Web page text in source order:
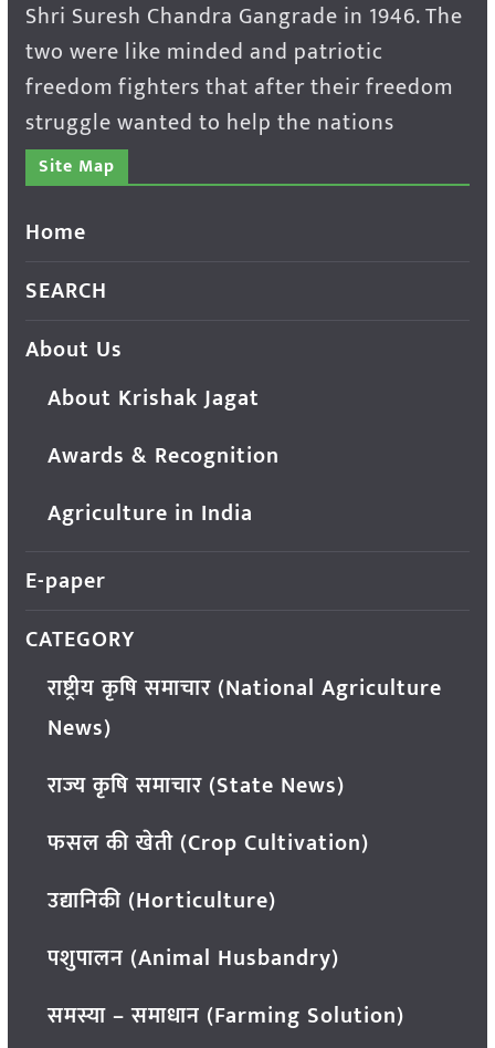
Shri Suresh Chandra Gangrade in 1946. The
two were like minded and patriotic
freedom fighters that after their freedom
struggle wanted to help the nations
Site Map
Home
SEARCH
About Us
About Krishak Jagat
Awards & Recognition
Agriculture in India
E-paper
CATEGORY
राष्ट्रीय कृषि समाचार (National Agriculture
News)
राज्य कृषि समाचार (State News)
फसल की खेती (Crop Cultivation)
उद्यानिकी (Horticulture)
पशुपालन (Animal Husbandry)
समस्या – समाधान (Farming Solution)